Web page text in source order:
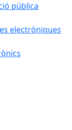
pública
electròniques